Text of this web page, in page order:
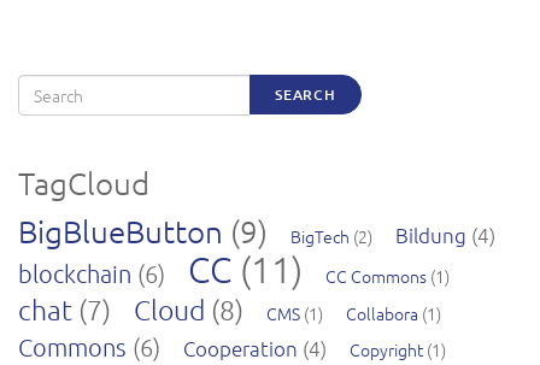
Search SEARCH
TagCloud
BigBlueButton (9) BigTech (2) Bildung (4)
blockchain (6) CC (11) CC Commons (1)
chat (7) Cloud (8) CMS (1) Collabora (1)
Commons (6) Cooperation (4) Copyright(1)